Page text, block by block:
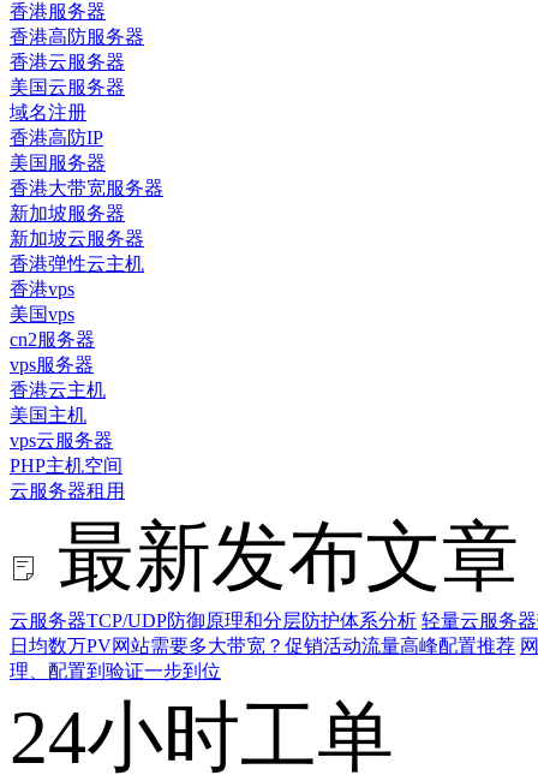
香港服务器
香港高防服务器
香港云服务器
美国云服务器
域名注册
香港高防IP
美国服务器
香港大带宽服务器
新加坡服务器
新加坡云服务器
香港弹性云主机
香港vps
美国vps
cn2服务器
vps服务器
香港云主机
美国主机
vps云服务器
PHP主机空间
云服务器租用
最新发布文章
云服务器TCP/UDP防御原理和分层防护体系分析 轻量云服务
日均数万PV网站需要多大带宽？促销活动流量高峰配置推荐
理、配置到验证一步到位
24小时工单